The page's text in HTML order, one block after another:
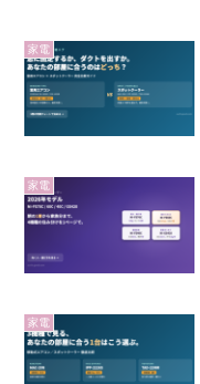
家電
家電
家電